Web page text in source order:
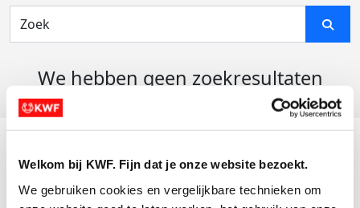
Welkom bij KWF. Fijn dat je onze website bezoekt.
We gebruiken cookies en vergelijkbare technieken om
We hebben geen zoekresultaten
Actiematerialen
Evenementen